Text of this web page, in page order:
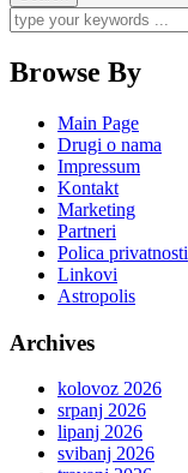
Browse By
Main Page
Drugi o nama
Impressum
Kontakt
Marketing
Partneri
Polica privatnosti
Linkovi
Astropolis
Archives
kolovoz 2026
srpanj 2026
lipanj 2026
svibanj 2026